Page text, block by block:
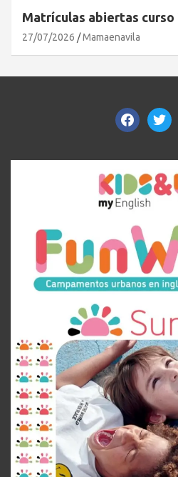
Matrículas abiertas curso
27/07/2026 Mamaenavila
facebook